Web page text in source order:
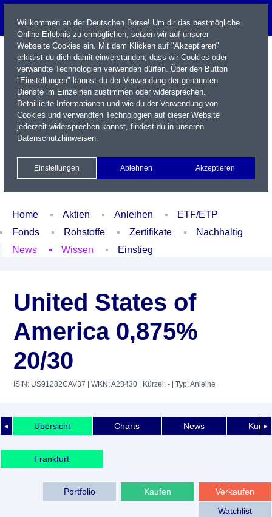
Name / WKN / ISIN / Kürzel
Xetra Realtime
Watchlist Portfolio Login
Home Aktien Anleihen
ETF/ETP
Fonds
Rohstoffe Zertifikate
Nachhaltig
News
Wissen Einstieg
United States of
America 0,875%
20/30
ISIN: US91282CAV37 | WKN: A28430 | Kürzel: - | Typ: Anleihe
◄ ►
Übersicht Charts News
Frankfurt
Verkaufen
Kaufen
Portfolio
Watchlist
Willkommen an der Deutschen Börse! Um dir das bestmögliche
Online-Erlebnis zu ermöglichen, setzen wir auf unserer
Webseite Cookies ein. Mit dem Klicken auf "Akzeptieren"
erklärst du dich damit einverstanden, dass wir Cookies oder
verwandte Technologien verwenden dürfen. Über den Button
"Einstellungen" kannst du der Verwendung der genannten
Dienste im Einzelnen zustimmen oder widersprechen.
Detaillierte Informationen und wie du der Verwendung von
Cookies und verwandten Technologien auf dieser Website
jederzeit widersprechen kannst, findest du in unseren
Datenschutzhinweisen.
Einstellungen Ablehnen Akzeptieren